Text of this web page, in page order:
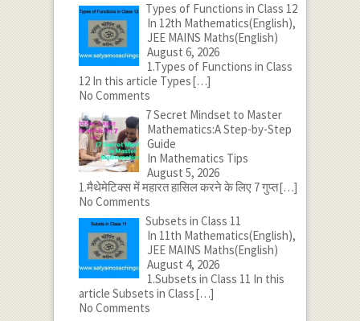
Types of Functions in Class 12
In 12th Mathematics(English),
JEE MAINS Maths(English)
August 6, 2026
1.Types of Functions in Class
12 In this article Types[…]
No Comments
7 Secret Mindset to Master
Mathematics:A Step-by-Step
Guide
In Mathematics Tips
August 5, 2026
1.मैथेमेटिक्स में महारत हासिल करने के लिए 7 गुप्त[…]
No Comments
Subsets in Class 11
In 11th Mathematics(English),
JEE MAINS Maths(English)
August 4, 2026
1.Subsets in Class 11 In this
article Subsets in Class[…]
No Comments